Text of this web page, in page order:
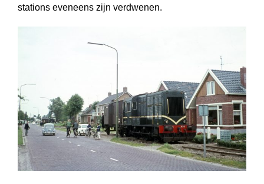
stations eveneens zijn verdwenen.